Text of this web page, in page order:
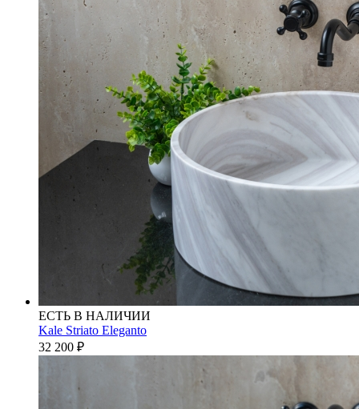
ЕСТЬ В НАЛИЧИИ
Kale Striato Eleganto
32 200 ₽